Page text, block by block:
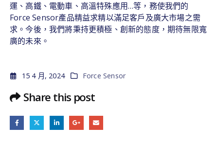
運、高鐵、電動車、高溫特殊應用…等，務使我們的
Force Sensor產品精益求精以滿足客戶及廣大市場之需
求。今後，我們將秉持更積極、創新的態度，期待無限寬
廣的未來。
15 4 月, 2024 Force Sensor
Share this post